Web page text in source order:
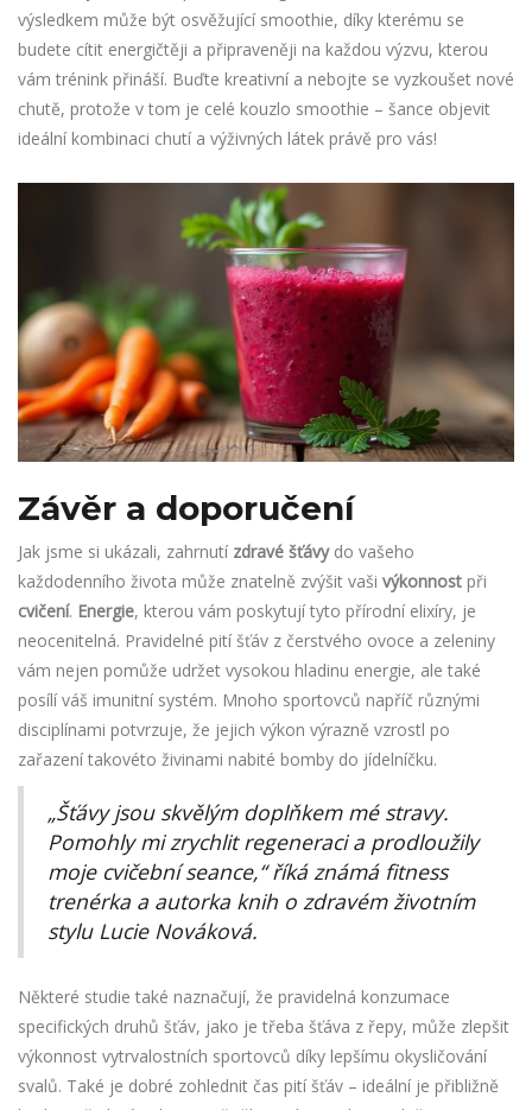
výsledkem může být osvěžující smoothie, díky kterému se
budete cítit energičtěji a připraveněji na každou výzvu, kterou
vám trénink přináší. Buďte kreativní a nebojte se vyzkoušet nové
chutě, protože v tom je celé kouzlo smoothie – šance objevit
ideální kombinaci chutí a výživných látek právě pro vás!
Závěr a doporučení
Jak jsme si ukázali, zahrnutí zdravé šťávydo vašeho
každodenního života může znatelně zvýšit vaši výkonnost při
cvičení. Energie, kterou vám poskytují tyto přírodní elixíry, je
neocenitelná. Pravidelné pití šťáv z čerstvého ovoce a zeleniny
vám nejen pomůže udržet vysokou hladinu energie, ale také
posílí váš imunitní systém. Mnoho sportovců napříč různými
disciplínami potvrzuje, že jejich výkon výrazně vzrostl po
zařazení takovéto živinami nabité bomby do jídelníčku.
„Šťávy jsou skvělým doplňkem mé stravy.
Pomohly mi zrychlit regeneraci a prodloužily
moje cvičební seance,“ říká známá fitness
trenérka a autorka knih o zdravém životním
stylu Lucie Nováková.
Některé studie také naznačují, že pravidelná konzumace
specifických druhů šťáv, jako je třeba šťáva z řepy, může zlepšit
výkonnost vytrvalostních sportovců díky lepšímu okysličování
svalů. Také je dobré zohlednit čas pití šťáv – ideální je přibližně